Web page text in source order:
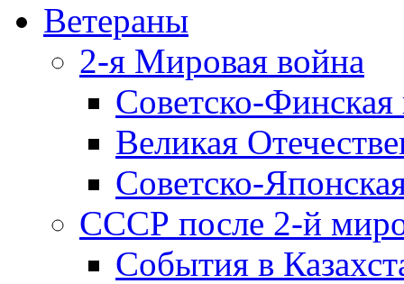
Ветераны
2-я Мировая война
Советско-
Великая
Советско-
СССР после 2-й
События в